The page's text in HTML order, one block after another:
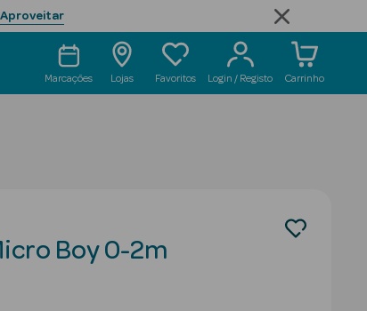
Aproveitar
Marcações Lojas Favoritos Login / Registo Carrinho
Boy 0-2m